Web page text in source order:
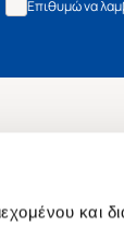
και
Επιθυμώ να